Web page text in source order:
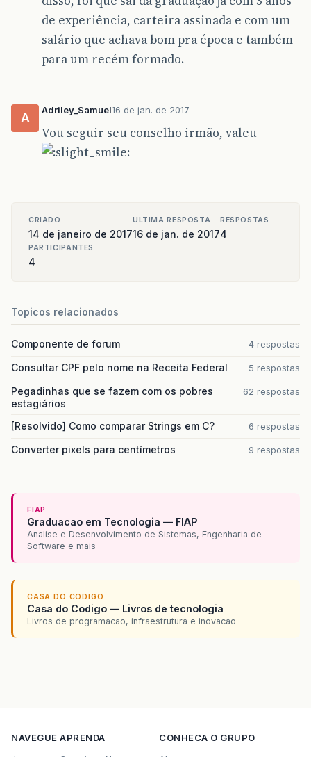
de experiência, carteira assinada e com um
salário que achava bom pra época e também
para um recém formado.
A
Adriley_Samuel16 de jan. de 2017
Vou seguir seu conselho irmão, valeu
CRIADO
14 de janeiro de 2017
ULTIMA RESPOSTA
16 de jan. de 2017
RESPOSTAS
4
PARTICIPANTES
4
Topicos relacionados
Componente de forum 4 respostas
Consultar CPF pelo nome na Receita Federal 5 respostas
Pegadinhas que se fazem com os pobres
estagiários
62 respostas
[Resolvido] Como comparar Strings em C? 6 respostas
Converter pixels para centímetros 9 respostas
FIAP
Graduacao em Tecnologia — FIAP
Analise e Desenvolvimento de Sistemas, Engenharia de
Software e mais
CASA DO CODIGO
Casa do Codigo — Livros de tecnologia
Livros de programacao, infraestrutura e inovacao
NAVEGUE APRENDA
CONHECA O GRUPO